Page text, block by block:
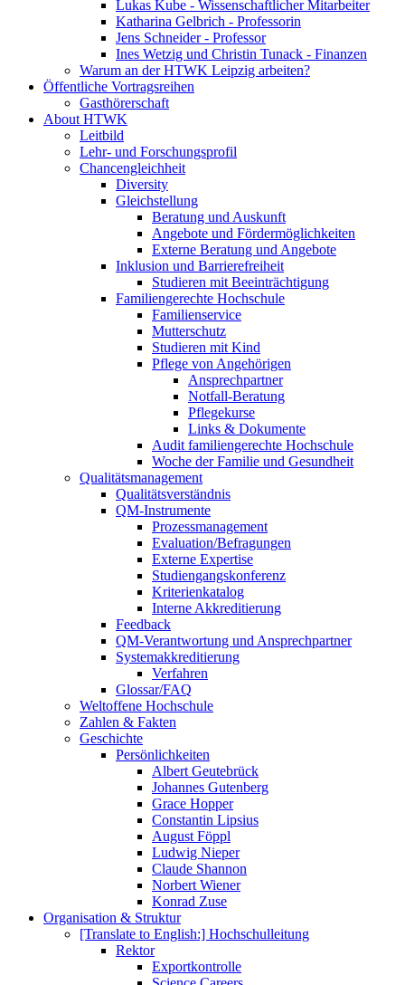
Lukas Kube - Wissenschaftlicher Mitarbeiter
Katharina Gelbrich - Professorin
Jens Schneider - Professor
Ines Wetzig und Christin Tunack - Finanzen
Warum an der HTWK Leipzig arbeiten?
Öffentliche Vortragsreihen
Gasthörerschaft
About HTWK
Leitbild
Lehr- und Forschungsprofil
Chancengleichheit
Diversity
Gleichstellung
Beratung und Auskunft
Angebote und Fördermöglichkeiten
Externe Beratung und Angebote
Inklusion und Barrierefreiheit
Studieren mit Beeinträchtigung
Familiengerechte Hochschule
Familienservice
Mutterschutz
Studieren mit Kind
Pflege von Angehörigen
Ansprechpartner
Notfall-Beratung
Pflegekurse
Links & Dokumente
Audit familiengerechte Hochschule
Woche der Familie und Gesundheit
Qualitätsmanagement
Qualitätsverständnis
QM-Instrumente
Prozessmanagement
Evaluation/Befragungen
Externe Expertise
Studiengangskonferenz
Kriterienkatalog
Interne Akkreditierung
Feedback
QM-Verantwortung und Ansprechpartner
Systemakkreditierung
Verfahren
Glossar/FAQ
Weltoffene Hochschule
Zahlen & Fakten
Geschichte
Persönlichkeiten
Albert Geutebrück
Johannes Gutenberg
Grace Hopper
Constantin Lipsius
August Föppl
Ludwig Nieper
Claude Shannon
Norbert Wiener
Konrad Zuse
Organisation & Struktur
[Translate to English:] Hochschulleitung
Rektor
Exportkontrolle